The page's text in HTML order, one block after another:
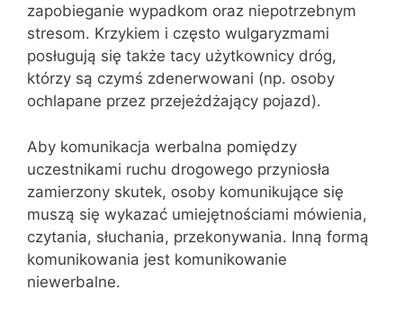
zapobieganie wypadkom oraz niepotrzebnym
stresom. Krzykiem i często wulgaryzmami
posługują się także tacy użytkownicy dróg,
którzy są czymś zdenerwowani (np. osoby
ochlapane przez przejeżdżający pojazd).
Aby komunikacja werbalna pomiędzy
uczestnikami ruchu drogowego przyniosła
zamierzony skutek, osoby komunikujące się
muszą się wykazać umiejętnościami mówienia,
czytania, słuchania, przekonywania. Inną formą
komunikowania jest komunikowanie
niewerbalne.